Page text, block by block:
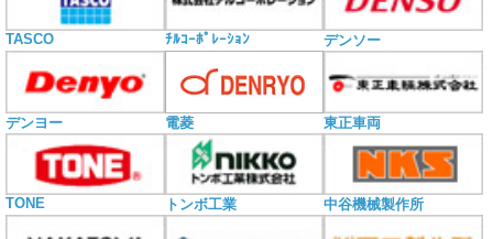
TASCO ﾁﾙｺｰﾎﾟﾚｰｼｮﾝ デンソー
デンヨー 電菱 東正車両
TONE トンボ工業 中谷機械製作所